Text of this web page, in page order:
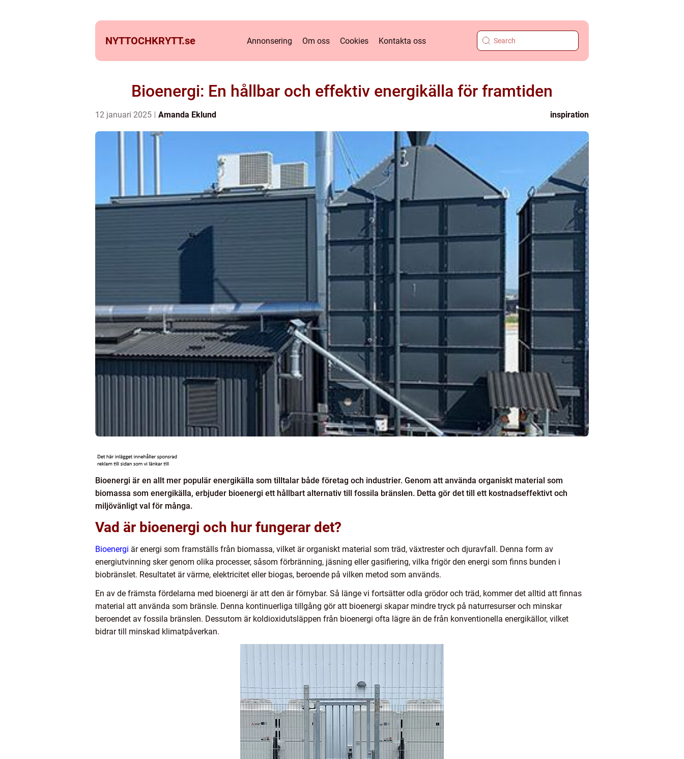
NYTTOCHKRYTT.se Annonsering Om oss Cookies Kontakta oss
Bioenergi: En hållbar och effektiv energikälla för framtiden
12 januari 2025 Amanda Eklund inspiration
Bioenergi är en allt mer populär energikälla som tilltalar både företag och industrier. Genom att använda organiskt material som
biomassa som energikälla, erbjuder bioenergi ett hållbart alternativ till fossila bränslen. Detta gör det till ett kostnadseffektivt och
miljövänligt val för många.
Vad är bioenergi och hur fungerar det?
Bioenergi är energi som framställs från biomassa, vilket är organiskt material som träd, växtrester och djuravfall. Denna form av
energiutvinning sker genom olika processer, såsom förbränning, jäsning eller gasifiering, vilka frigör den energi som finns bunden i
biobränslet. Resultatet är värme, elektricitet eller biogas, beroende på vilken metod som används.
En av de främsta fördelarna med bioenergi är att den är förnybar. Så länge vi fortsätter odla grödor och träd, kommer det alltid att finnas
material att använda som bränsle. Denna kontinuerliga tillgång gör att bioenergi skapar mindre tryck på naturresurser och minskar
beroendet av fossila bränslen. Dessutom är koldioxidutsläppen från bioenergi ofta lägre än de från konventionella energikällor, vilket
bidrar till minskad klimatpåverkan.